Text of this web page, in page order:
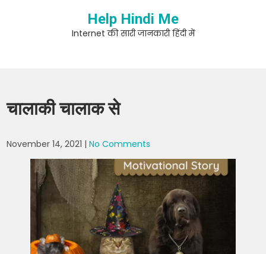
Help Hindi Me
Internet की सारी जानकारी हिंदी में
चालाकी चालाक से
November 14, 2021 |No Comments